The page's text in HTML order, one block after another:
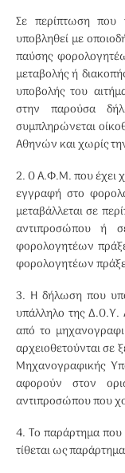
Σε περίπτωση που
υποβληθεί με
παύσης
μεταβολής ή
υποβολής του
στην παρούσα
συμπληρώνεται
Αθηνών και χωρίς
2. Ο Α.Φ.Μ. που έχει
εγγραφή στο
μεταβάλλεται σε
αντιπροσώπου ή
φορολογητέων
φορολογητέων
3. Η δήλωση που
υπάλληλο της Δ.Ο.Υ.
από το
αρχειοθετούνται σε
Μηχανογραφικής
αφορούν στον
αντιπροσώπου που
4. Το παράρτημα που
τίθεται ως